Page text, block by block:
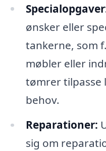
ønsker eller
tankerne, som
møbler eller
tømrer tilpasse
behov.
Reparationer:
sig om